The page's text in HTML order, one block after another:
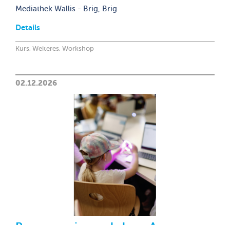
Mediathek Wallis - Brig, Brig
Details
Kurs, Weiteres, Workshop
02.12.2026